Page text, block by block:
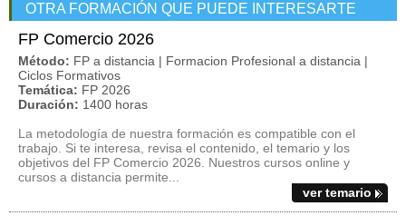
OTRA FORMACIÓN QUE PUEDE INTERESARTE
FP Comercio 2026
Método: FP a distancia | Formacion Profesional a distancia |
Ciclos Formativos
Temática: FP 2026
Duración: 1400 horas
La metodología de nuestra formación es compatible con el
trabajo. Si te interesa, revisa el contenido, el temario y los
objetivos del FP Comercio 2026. Nuestros cursos online y
cursos a distancia permite...
ver temario